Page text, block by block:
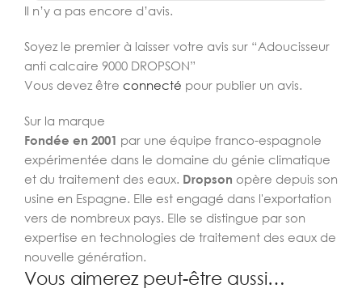
Il n’y a pas encore d’avis.
Soyez le premier à laisser votre avis sur “Adoucisseur
anti calcaire 9000 DROPSON”
Vous devez être connecté pour publier un avis.
Sur la marque
Fondée en 2001 par une équipe franco-espagnole
expérimentée dans le domaine du génie climatique
et du traitement des eaux. Dropson opère depuis son
usine en Espagne. Elle est engagé dans l'exportation
vers de nombreux pays. Elle se distingue par son
expertise en technologies de traitement des eaux de
nouvelle génération.
Vous aimerez peut-être aussi…